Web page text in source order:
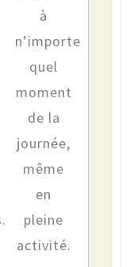
à
n’importe
quel
moment
de la
journée,
même
en
pleine
activité.